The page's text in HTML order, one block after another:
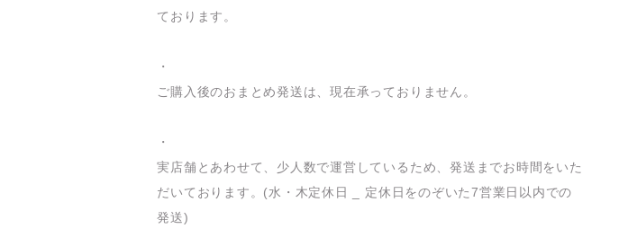
ております。
・
ご購入後のおまとめ発送は、現在承っておりません。
・
実店舗とあわせて、少人数で運営しているため、発送までお時間をいた
だいております。(水・木定休日 _ 定休日をのぞいた7営業日以内での
発送)